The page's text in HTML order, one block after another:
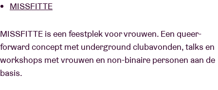
MISSFITTE
MISSFITTE is een feestplek voor vrouwen. Een queer-
forward concept met underground clubavonden, talks en
workshops met vrouwen en non-binaire personen aan de
basis.